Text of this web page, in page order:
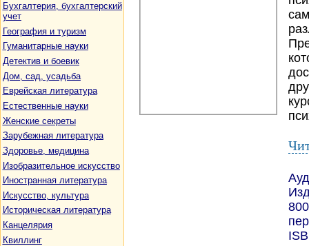
Бухгалтерия, бухгалтерский
учет
География и туризм
Гуманитарные науки
Детектив и боевик
Дом, сад, усадьба
Еврейская литература
Естественные науки
Женские секреты
Зарубежная литература
Здоровье, медицина
Изобразительное искусство
Иностранная литература
Искусство, культура
Историческая литература
Канцелярия
Квиллинг